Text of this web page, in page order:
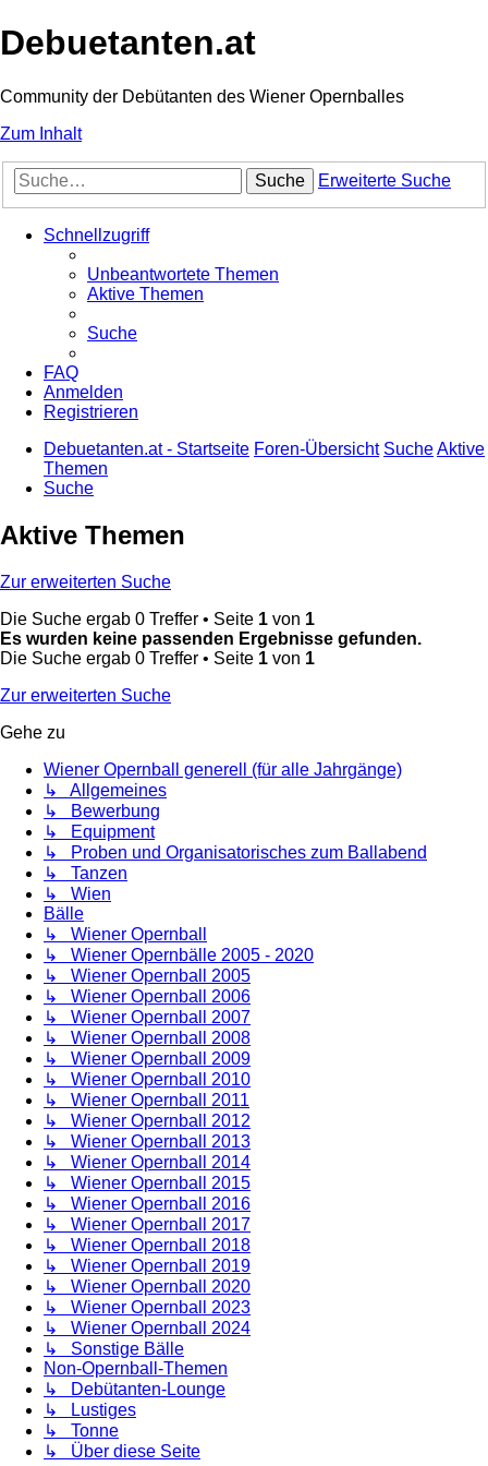
Debuetanten.at
Community der Debütanten des Wiener Opernballes
Zum Inhalt
Suche Erweiterte Suche
Schnellzugriff
Unbeantwortete Themen
Aktive Themen
Suche
FAQ
Anmelden
Registrieren
Debuetanten.at - Startseite Foren-Übersicht SucheAktive
Themen
Suche
Aktive Themen
Zur erweiterten Suche
Die Suche ergab 0 Treffer • Seite 1 von 1
Es wurden keine passenden Ergebnisse gefunden.
Die Suche ergab 0 Treffer • Seite 1 von 1
Zur erweiterten Suche
Gehe zu
Wiener Opernball generell (für alle Jahrgänge)
↳ Allgemeines
↳ Bewerbung
↳ Equipment
↳ Proben und Organisatorisches zum Ballabend
↳ Tanzen
↳ Wien
Bälle
↳ Wiener Opernball
↳ Wiener Opernbälle 2005 - 2020
↳ Wiener Opernball 2005
↳ Wiener Opernball 2006
↳ Wiener Opernball 2007
↳ Wiener Opernball 2008
↳ Wiener Opernball 2009
↳ Wiener Opernball 2010
↳ Wiener Opernball 2011
↳ Wiener Opernball 2012
↳ Wiener Opernball 2013
↳ Wiener Opernball 2014
↳ Wiener Opernball 2015
↳ Wiener Opernball 2016
↳ Wiener Opernball 2017
↳ Wiener Opernball 2018
↳ Wiener Opernball 2019
↳ Wiener Opernball 2020
↳ Wiener Opernball 2023
↳ Wiener Opernball 2024
↳ Sonstige Bälle
Non-Opernball-Themen
↳ Debütanten-Lounge
↳ Lustiges
↳ Tonne
↳ Über diese Seite